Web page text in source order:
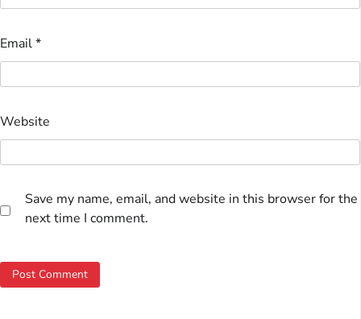
Email*
Website
Save my name, email, and website in this browser for the
next time I comment.